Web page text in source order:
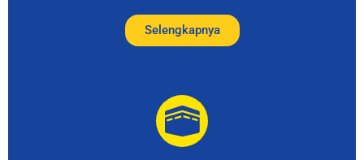
Selengkapnya